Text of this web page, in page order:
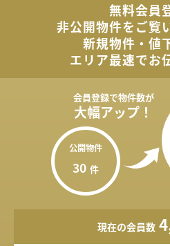
無料会員
非公開物件をご覧
新規物件・値
エリア最速でお
会員登録で物件数が
大幅アップ！
公開物件
30 件
現在の会員数